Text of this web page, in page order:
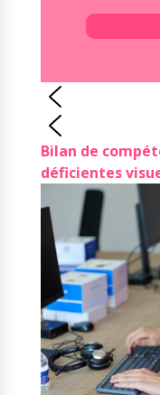
Bilan de
déficientes